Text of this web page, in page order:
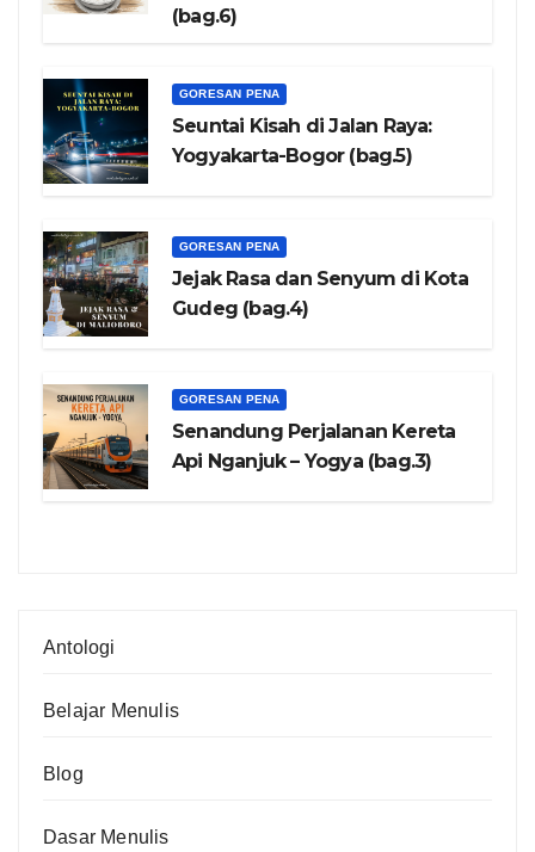
(bag.6)
GORESAN PENA
Seuntai Kisah di Jalan Raya:
Yogyakarta-Bogor (bag.5)
GORESAN PENA
Jejak Rasa dan Senyum di Kota
Gudeg (bag.4)
GORESAN PENA
Senandung Perjalanan Kereta
Api Nganjuk – Yogya (bag.3)
Antologi
Belajar Menulis
Blog
Dasar Menulis